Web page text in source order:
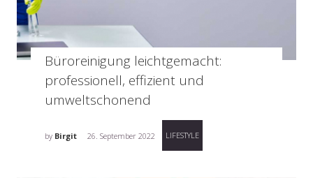
Büroreinigung leichtgemacht:
professionell, effizient und
umweltschonend
by Birgit 26. September 2022 LIFESTYLE